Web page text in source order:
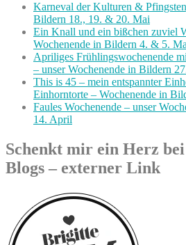
Karneval der Kulturen &
Bildern 18., 19. & 20. Mai
Ein Knall und ein bißchen zuviel
Wochenende in Bildern 4. & 5.
Apriliges Frühlingswochenende
– unser Wochenende in Bildern
This is 45 – mein entspannter
Einhorntorte – Wochenende in
Faules Wochenende – unser
14. April
Schenkt mir ein Herz
Blogs – externer Link